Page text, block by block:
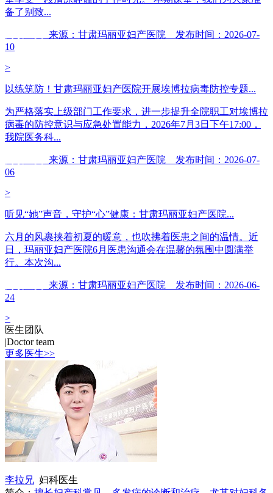
备了别致...
来源：甘肃玛丽亚妇产医院 发布时间：2026-07-
10
>
以练筑防！甘肃玛丽亚妇产医院开展埃博拉病毒防控专题...
为严格落实上级部门工作要求，进一步提升全院职工对埃博拉
病毒的防控意识与应急处置能力，2026年7月3日下午17:00，
我院医务科...
来源：甘肃玛丽亚妇产医院 发布时间：2026-07-
06
>
听见“她”声音，守护“心”健康：甘肃玛丽亚妇产医院...
六月的风裹挟着初夏的暖意，也吹拂着医患之间的温情。近
日，玛丽亚妇产医院6月医患沟通会在温馨的氛围中圆满举
行。本次沟...
来源：甘肃玛丽亚妇产医院 发布时间：2026-06-
24
>
医生团队
|Doctor team
更多医生>>
李拉兄 妇科医生